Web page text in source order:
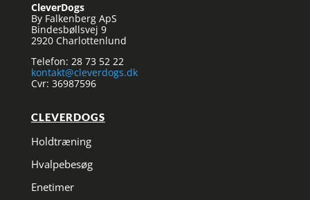
CleverDogs
By Falkenberg ApS
Bindesbøllsvej 9
2920 Charlottenlund
Telefon: 28 73 52 22
kontakt@cleverdogs.dk
Cvr: 36987596
CLEVERDOGS
Holdtræning
Hvalpebesøg
Enetimer